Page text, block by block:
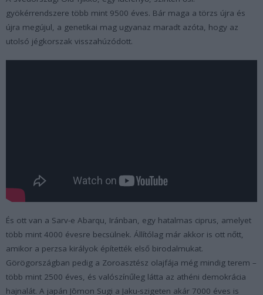
gyökérrendszere több mint 9500 éves. Bár maga a törzs újra és
újra megújul, a genetikai mag ugyanaz maradt azóta, hogy az
utolsó jégkorszak visszahúzódott.
És ott van a Sarv-e Abarqu, Iránban, egy hatalmas ciprus, amelyet
több mint 4000 évesre becsülnek. Állítólag már akkor is ott nőtt,
amikor a perzsa királyok építették első birodalmukat.
Görögországban pedig a Zoroasztész olajfája még mindig terem –
több mint 2500 éves, és valószínűleg látta az athéni demokrácia
hajnalát. A japán Jōmon Sugi a Jaku-szigeten akár 7000 éves is